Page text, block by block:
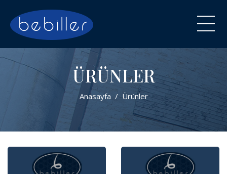
ÜRÜNLER
Anasayfa Ürünler